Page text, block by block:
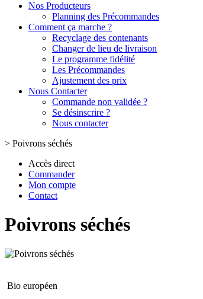
Nos Producteurs
Planning des Précommandes
Comment ça marche ?
Recyclage des contenants
Changer de lieu de livraison
Le programme fidélité
Les Précommandes
Ajustement des prix
Nous Contacter
Commande non validée ?
Se désinscrire ?
Nous contacter
> Poivrons séchés
Accès direct
Commander
Mon compte
Contact
Poivrons séchés
Bio européen